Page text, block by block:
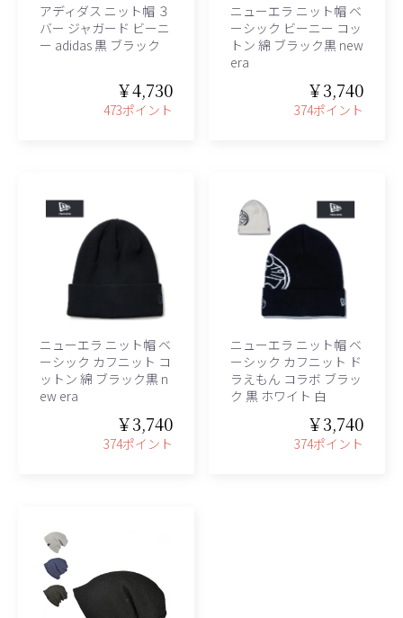
アディダス ニット帽 ３
バー ジャガード ビーニ
ー adidas 黒 ブラック
￥4,730
473ポイント
ニューエラ ニット帽 ベ
ーシック ビーニー コッ
トン 綿 ブラック黒 new
era
￥3,740
374ポイント
ニューエラ ニット帽 ベ
ーシック カフニット コ
ットン 綿 ブラック黒 n
ew era
￥3,740
374ポイント
ニューエラ ニット帽 ベ
ーシック カフニット ド
ラえもん コラボ ブラッ
ク 黒 ホワイト 白
￥3,740
374ポイント